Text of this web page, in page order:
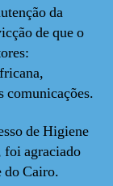
da
de que o
comunicações.
de Higiene
foi agraciado
do Cairo.